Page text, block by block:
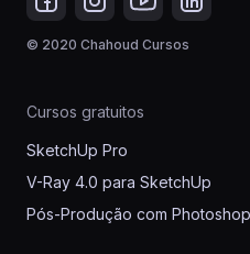
© 2020 Chahoud Cursos
Cursos gratuitos
SketchUp Pro
V-Ray 4.0 para SketchUp
Pós-Produção com Photoshop